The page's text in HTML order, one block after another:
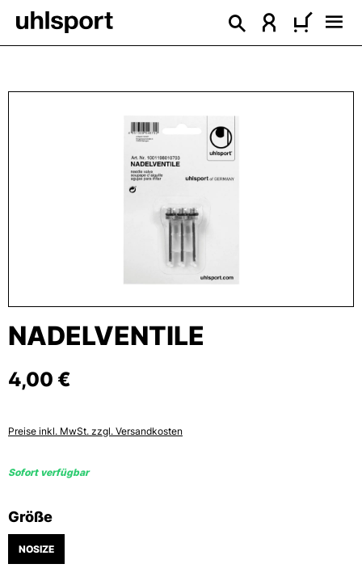
springen
NADELVENTILE
4,00 €
Preise inkl. MwSt. zzgl. Versandkosten
Sofort verfügbar
Größeauswählen
NOSIZE